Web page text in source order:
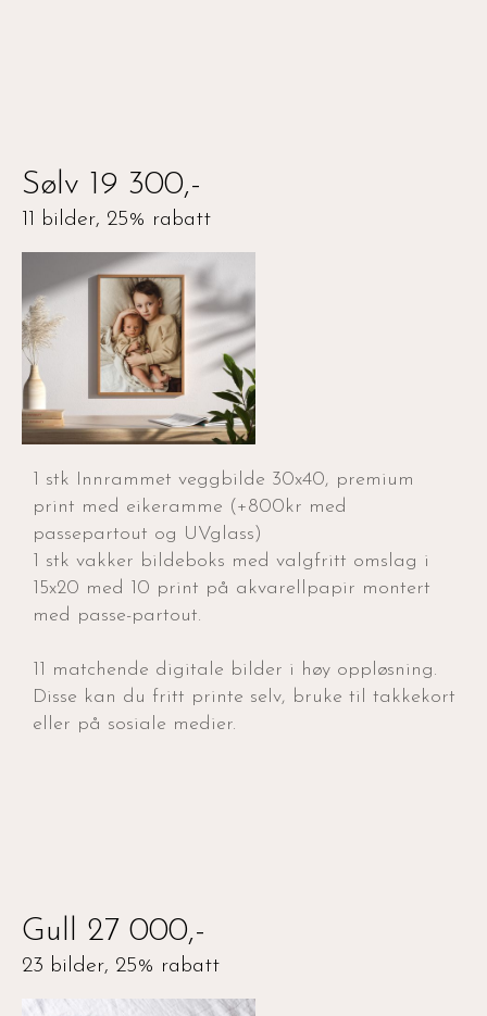
Sølv 19 300,-
11 bilder, 25% rabatt
1 stk Innrammet veggbilde 30x40, premium
print med eikeramme (+800kr med
passepartout og UVglass)
1 stk vakker bildeboks med valgfritt omslag i
15x20 med 10 print på akvarellpapir montert
med passe-partout.
11 matchende digitale bilder i høy oppløsning.
Disse kan du fritt printe selv, bruke til takkekort
eller på sosiale medier.
Gull 27 000,-
23 bilder, 25% rabatt